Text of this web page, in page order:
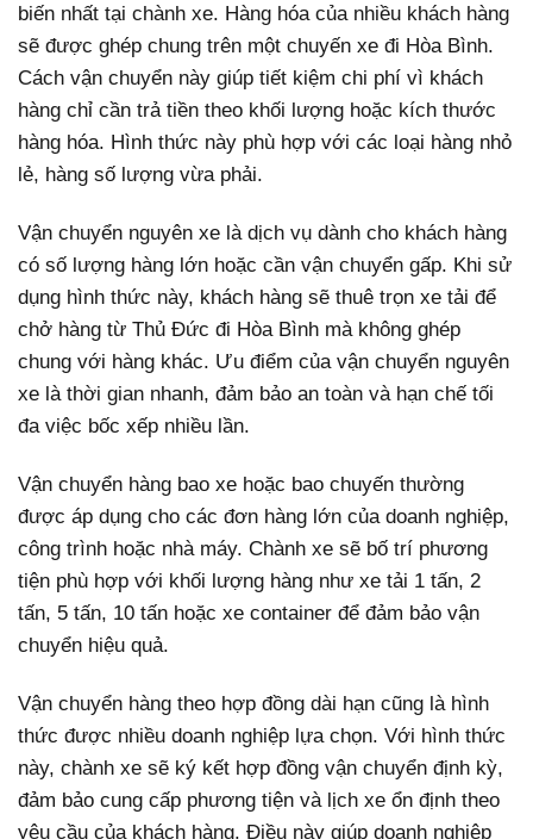
biến nhất tại chành xe. Hàng hóa của nhiều khách hàng
sẽ được ghép chung trên một chuyến xe đi Hòa Bình.
Cách vận chuyển này giúp tiết kiệm chi phí vì khách
hàng chỉ cần trả tiền theo khối lượng hoặc kích thước
hàng hóa. Hình thức này phù hợp với các loại hàng nhỏ
lẻ, hàng số lượng vừa phải.
Vận chuyển nguyên xe là dịch vụ dành cho khách hàng
có số lượng hàng lớn hoặc cần vận chuyển gấp. Khi sử
dụng hình thức này, khách hàng sẽ thuê trọn xe tải để
chở hàng từ Thủ Đức đi Hòa Bình mà không ghép
chung với hàng khác. Ưu điểm của vận chuyển nguyên
xe là thời gian nhanh, đảm bảo an toàn và hạn chế tối
đa việc bốc xếp nhiều lần.
Vận chuyển hàng bao xe hoặc bao chuyến thường
được áp dụng cho các đơn hàng lớn của doanh nghiệp,
công trình hoặc nhà máy. Chành xe sẽ bố trí phương
tiện phù hợp với khối lượng hàng như xe tải 1 tấn, 2
tấn, 5 tấn, 10 tấn hoặc xe container để đảm bảo vận
chuyển hiệu quả.
Vận chuyển hàng theo hợp đồng dài hạn cũng là hình
thức được nhiều doanh nghiệp lựa chọn. Với hình thức
này, chành xe sẽ ký kết hợp đồng vận chuyển định kỳ,
đảm bảo cung cấp phương tiện và lịch xe ổn định theo
yêu cầu của khách hàng. Điều này giúp doanh nghiệp